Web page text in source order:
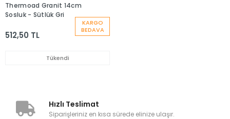
KARGO
BEDAVA
Thermoad Granit 14cm
Sosluk - Sütlük Gri
512,50 TL
Tükendi
Hızlı Teslimat
Siparişleriniz en kısa sürede elinize ulaşır.